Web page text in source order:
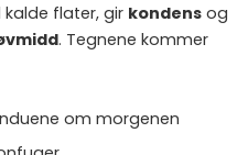
flater, gir kondens og
. Tegnene kommer
om morgenen